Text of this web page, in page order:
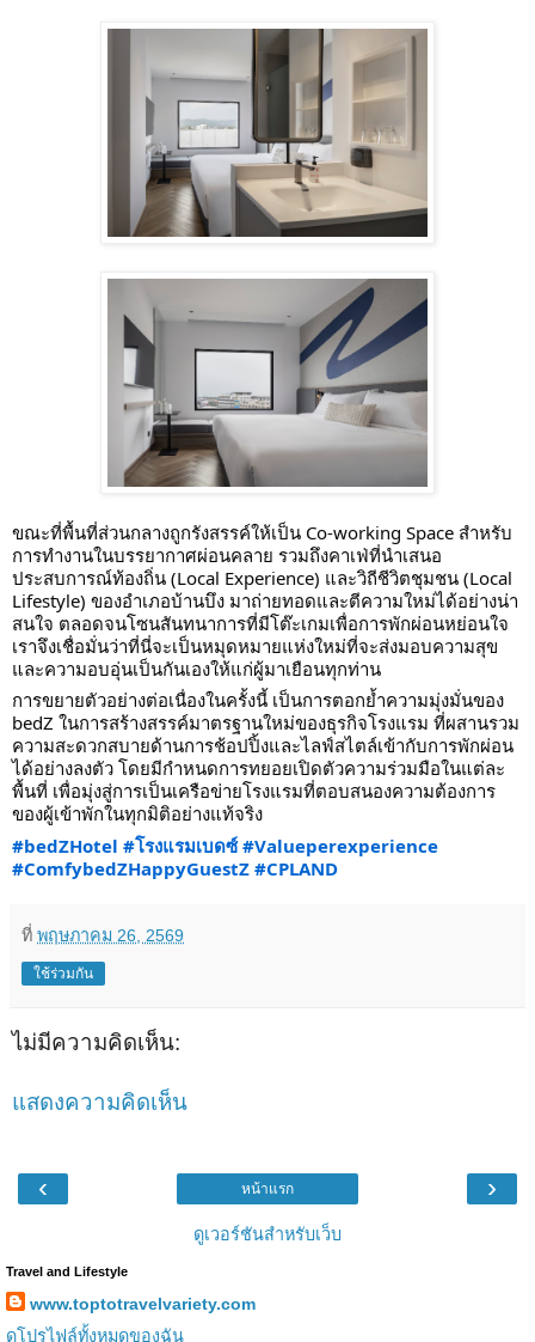
ขณะที่พื้นที่ส่วนกลางถูกรังสรรค์ให้เป็น Co-working Space สำหรับ
การทำงานในบรรยากาศผ่อนคลาย รวมถึงคาเฟ่ที่นำเสนอ
ประสบการณ์ท้องถิ่น (Local Experience) และวิถีชีวิตชุมชน (Local
Lifestyle) ของอำเภอบ้านบึง มาถ่ายทอดและตีความใหม่ได้อย่างน่า
สนใจ ตลอดจนโซนสันทนาการที่มีโต๊ะเกมเพื่อการพักผ่อนหย่อนใจ
เราจึงเชื่อมั่นว่าที่นี่จะเป็นหมุดหมายแห่งใหม่ที่จะส่งมอบความสุข
และความอบอุ่นเป็นกันเองให้แก่ผู้มาเยือนทุกท่าน
การขยายตัวอย่างต่อเนื่องในครั้งนี้ เป็นการตอกย้ำความมุ่งมั่นของ
bedZ ในการสร้างสรรค์มาตรฐานใหม่ของธุรกิจโรงแรม ที่ผสานรวม
ความสะดวกสบายด้านการช้อปปิ้งและไลฟ์สไตล์เข้ากับการพักผ่อน
ได้อย่างลงตัว โดยมีกำหนดการทยอยเปิดตัวความร่วมมือในแต่ละ
พื้นที่ เพื่อมุ่งสู่การเป็นเครือข่ายโรงแรมที่ตอบสนองความต้องการ
ของผู้เข้าพักในทุกมิติอย่างแท้จริง
#bedZHotel #โรงแรมเบดซ์ #Valueperexperience
#ComfybedZHappyGuestZ #CPLAND
ที่ พฤษภาคม 26, 2569
ใช้ร่วมกัน
ไม่มีความคิดเห็น:
แสดงความคิดเห็น
‹ ›
หน้าแรก
ดูเวอร์ชันสำหรับเว็บ
Travel and Lifestyle
www.toptotravelvariety.com
ดูโปรไฟล์ทั้งหมดของฉัน